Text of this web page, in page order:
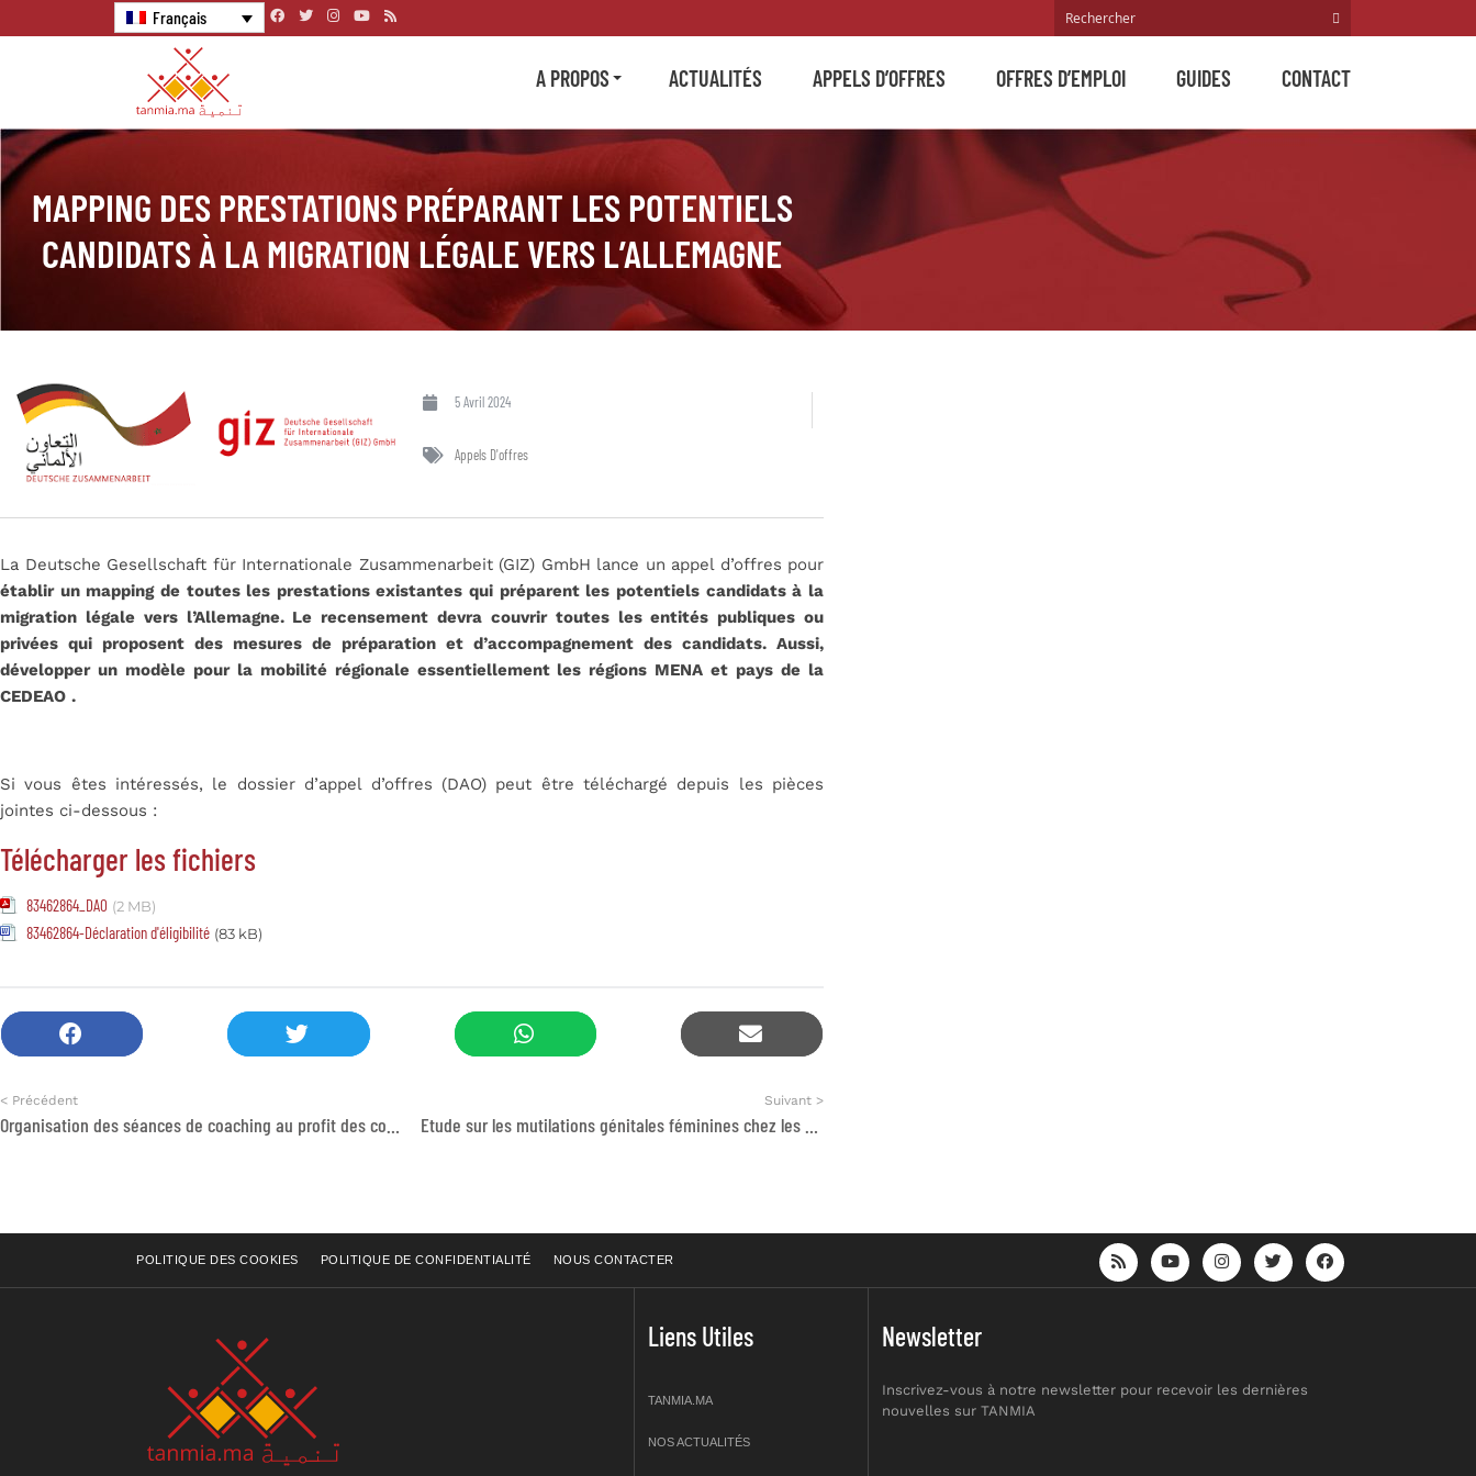
Français
A PROPOS ACTUALITÉS APPELS D’OFFRES OFFRES D’EMPLOI GUIDES CONTACT
MAPPING DES PRESTATIONS PRÉPARANT LES POTENTIELS
CANDIDATS À LA MIGRATION LÉGALE VERS L’ALLEMAGNE
5 Avril 2024
Appels D'offres
La Deutsche Gesellschaft für Internationale Zusammenarbeit (GIZ) GmbH lance un appel d’offres pour
établir un mapping de toutes les prestations existantes qui préparent les potentiels candidats à la
migration légale vers l’Allemagne. Le recensement devra couvrir toutes les entités publiques ou
privées qui proposent des mesures de préparation et d’accompagnement des candidats. Aussi,
développer un modèle pour la mobilité régionale essentiellement les régions MENA et pays de la
CEDEAO .
Si vous êtes intéressés, le dossier d’appel d’offres (DAO) peut être téléchargé depuis les pièces
jointes ci-dessous :
Télécharger les fichiers
83462864_DAO (2 MB)
83462864-Déclaration d'éligibilité (83 kB)
< Précédent Suivant >
POLITIQUE DES COOKIES POLITIQUE DE CONFIDENTIALITÉ NOUS CONTACTER
Liens Utiles
TANMIA.MA
NOS ACTUALITÉS
Newsletter
Inscrivez-vous à notre newsletter pour recevoir les dernières
nouvelles sur TANMIA